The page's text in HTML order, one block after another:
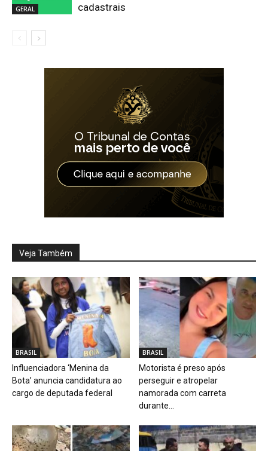
GERAL
cadastrais
Veja Também
BRASIL
Influenciadora ‘Menina da
Bota’ anuncia candidatura ao
cargo de deputada federal
BRASIL
Motorista é preso após
perseguir e atropelar
namorada com carreta
durante...